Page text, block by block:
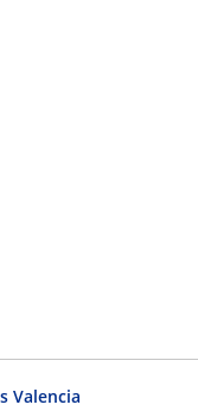
Valencia